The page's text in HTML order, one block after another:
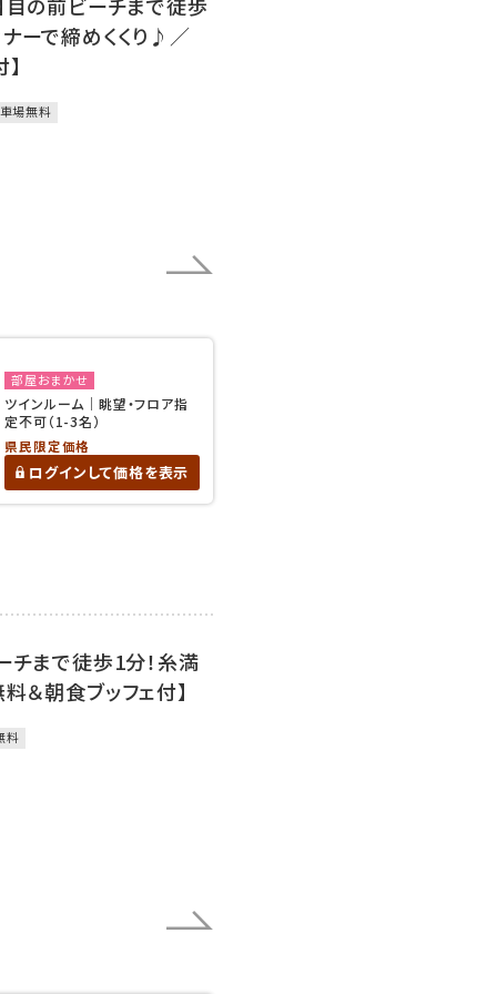
ーで締めくくり♪／
場無料
部屋おまかせ
ツインルーム｜眺望・フロア指
定不可（1-3名）
県民限定価格
ログインして価格を表示
チまで徒歩1分！糸満
＆朝食ブッフェ付】
料